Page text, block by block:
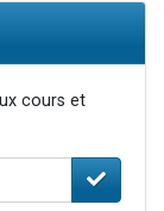
cours et